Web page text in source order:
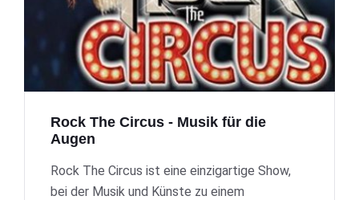
Rock The Circus - Musik für die
Augen
Rock The Circus ist eine einzigartige Show,
bei der Musik und Künste zu einem